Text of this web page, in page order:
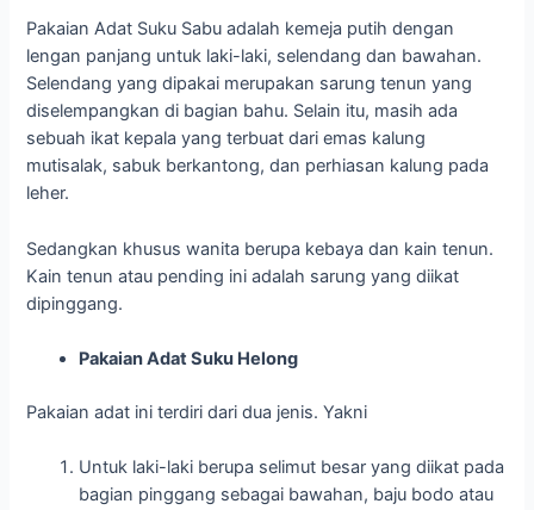
Pakaian Adat Suku Sabu adalah kemeja putih dengan
lengan panjang untuk laki-laki, selendang dan bawahan.
Selendang yang dipakai merupakan sarung tenun yang
diselempangkan di bagian bahu. Selain itu, masih ada
sebuah ikat kepala yang terbuat dari emas kalung
mutisalak, sabuk berkantong, dan perhiasan kalung pada
leher.
Sedangkan khusus wanita berupa kebaya dan kain tenun.
Kain tenun atau pending ini adalah sarung yang diikat
dipinggang.
Pakaian Adat Suku Helong
Pakaian adat ini terdiri dari dua jenis. Yakni
Untuk laki-laki berupa selimut besar yang diikat pada
bagian pinggang sebagai bawahan, baju bodo atau